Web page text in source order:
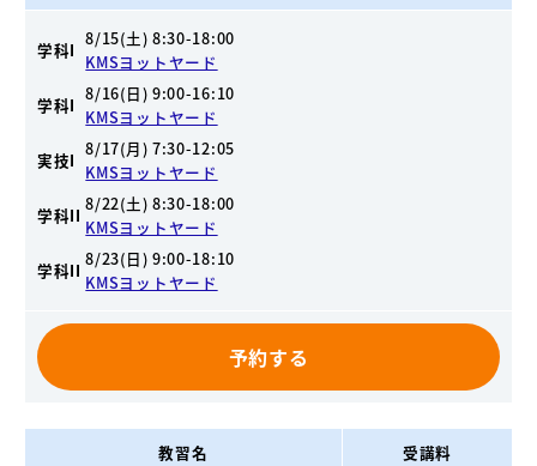
学科I
8/15(土) 8:30-18:00
KMSヨットヤード
学科I
8/16(日) 9:00-16:10
KMSヨットヤード
実技I
8/17(月) 7:30-12:05
KMSヨットヤード
学科II
8/22(土) 8:30-18:00
KMSヨットヤード
学科II
8/23(日) 9:00-18:10
KMSヨットヤード
予約する
教習名 受講料